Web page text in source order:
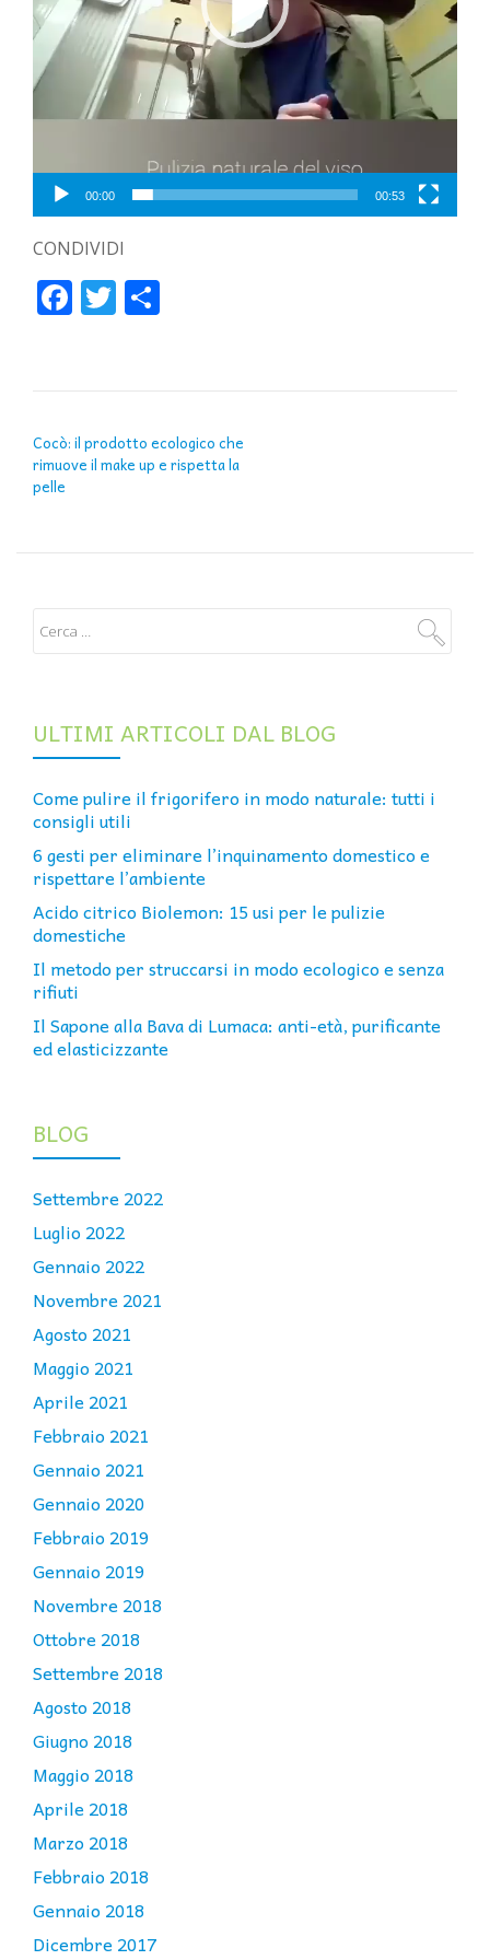
00:00 00:53
CONDIVIDI
FacebookTwitter
Cocò: il prodotto ecologico che
rimuove il make up e rispetta la
pelle
ULTIMI ARTICOLI DAL BLOG
Come pulire il frigorifero in modo naturale: tutti i
consigli utili
6 gesti per eliminare l’inquinamento domestico e
rispettare l’ambiente
Acido citrico Biolemon: 15 usi per le pulizie
domestiche
Il metodo per struccarsi in modo ecologico e senza
rifiuti
Il Sapone alla Bava di Lumaca: anti-età, purificante
ed elasticizzante
BLOG
Settembre 2022
Luglio 2022
Gennaio 2022
Novembre 2021
Agosto 2021
Maggio 2021
Aprile 2021
Febbraio 2021
Gennaio 2021
Gennaio 2020
Febbraio 2019
Gennaio 2019
Novembre 2018
Ottobre 2018
Settembre 2018
Agosto 2018
Giugno 2018
Maggio 2018
Aprile 2018
Marzo 2018
Febbraio 2018
Gennaio 2018
Dicembre 2017